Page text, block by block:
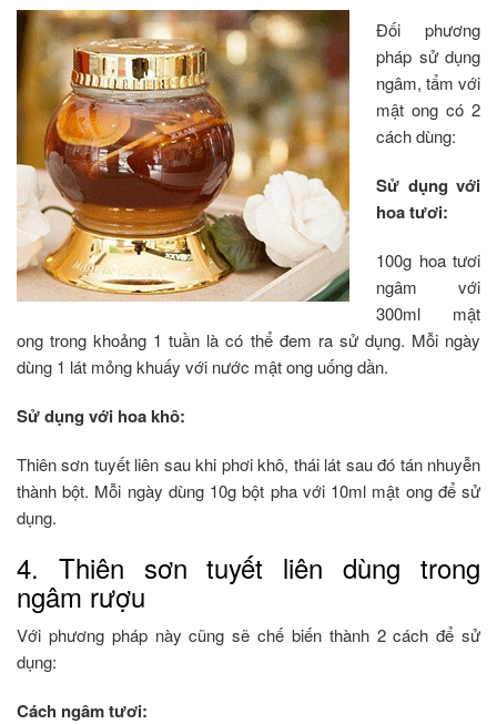
Đối phương
pháp sử dụng
ngâm, tẩm với
mật ong có 2
cách dùng:
Sử dụng với
hoa tươi:
100g hoa tươi
ngâm với
300ml mật
ong trong khoảng 1 tuần là có thể đem ra sử dụng. Mỗi ngày
dùng 1 lát mỏng khuấy với nước mật ong uống dần.
Sử dụng với hoa khô:
Thiên sơn tuyết liên sau khi phơi khô, thái lát sau đó tán nhuyễn
thành bột. Mỗi ngày dùng 10g bột pha với 10ml mật ong để sử
dụng.
4. Thiên sơn tuyết liên dùng trong
ngâm rượu
Với phương pháp này cũng sẽ chế biến thành 2 cách để sử
dụng:
Cách ngâm tươi: